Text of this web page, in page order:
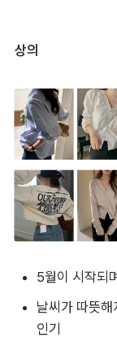
상의
5월이 시작되
날씨가 따뜻
인기